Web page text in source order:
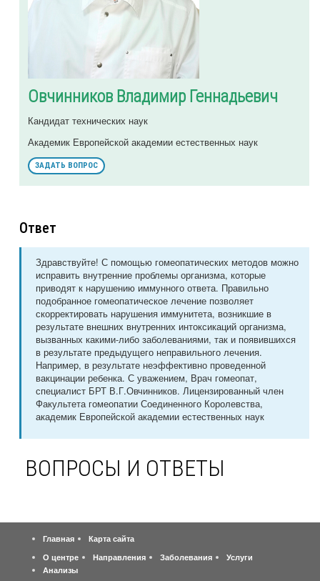
Овчинников Владимир Геннадьевич
Кандидат технических наук
Академик Европейской академии естественных наук
ЗАДАТЬ ВОПРОС
Ответ
Здравствуйте! С помощью гомеопатических методов можно
исправить внутренние проблемы организма, которые
приводят к нарушению иммунного ответа. Правильно
подобранное гомеопатическое лечение позволяет
скорректировать нарушения иммунитета, возникшие в
результате внешних внутренних интоксикаций организма,
вызванных какими-либо заболеваниями, так и появившихся
в результате предыдущего неправильного лечения.
Например, в результате неэффективно проведенной
вакцинации ребенка. С уважением, Врач гомеопат,
специалист БРТ В.Г.Овчинников. Лицензированный член
Факультета гомеопатии Соединенного Королевства,
академик Европейской академии естественных наук
ВОПРОСЫ И ОТВЕТЫ
Главная
Карта сайта
О центре
Направления Заболевания
Услуги
Анализы